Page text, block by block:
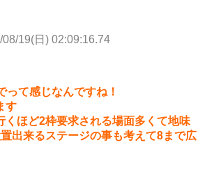
08/19(日) 02:09:16.74
って感じなんですね！
す
くほど2枠要求される場面多くて地味
出来るステージの事も考えて8まで広